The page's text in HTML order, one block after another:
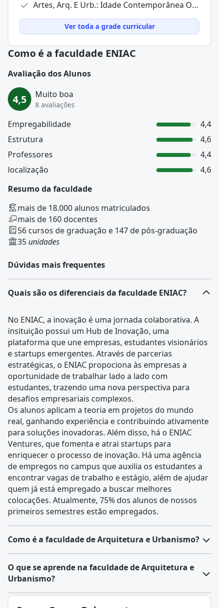
Artes, Arq. E Urb.: Idade Contemporânea Obrigatória Híbrida
Ver toda a grade curricular
Como é a faculdade ENIAC
Avaliação dos Alunos
4,5 Muito boa
8 avaliações
Empregabilidade
4,4
Estrutura
4,6
Professores
4,4
localização
4,6
Resumo da faculdade
mais de 18.000 alunos matriculados
mais de 160 docentes
56 cursos de graduação e 147 de pós-graduação
35 unidades
Dúvidas mais frequentes
Quais são os diferenciais da faculdade ENIAC?
No ENIAC, a inovação é uma jornada colaborativa. A
insituição possui um Hub de Inovação, uma
plataforma que une empresas, estudantes visionários
e startups emergentes. Através de parcerias
estratégicas, o ENIAC propociona às empresas a
oportunidade de trabalhar lado a lado com
estudantes, trazendo uma nova perspectiva para
desafios empresariais complexos.
Os alunos aplicam a teoria em projetos do mundo
real, ganhando experiência e contribuindo ativamente
para soluções inovadoras. Além disso, há o ENIAC
Ventures, que fomenta e atrai startups para
enriquecer o processo de inovação. Há uma agência
de empregos no campus que auxilia os estudantes a
encontrar vagas de trabalho e estágio, além de ajudar
quem já está empregado a buscar melhores
colocações. Atualmente, 75% dos alunos de nossos
primeiros semestres estão empregados.
Como é a faculdade de Arquitetura e Urbanismo?
O curso de Arquitetura e Urbanismoé uma graduação
de bacharelado com duração média de quatro/cinco
projetar e planejar espaços construídos e urbanos,
O que se aprende na faculdade de Arquitetura e
Urbanismo?
A área de Arquitetura e Urbanismo é multidisciplinar e